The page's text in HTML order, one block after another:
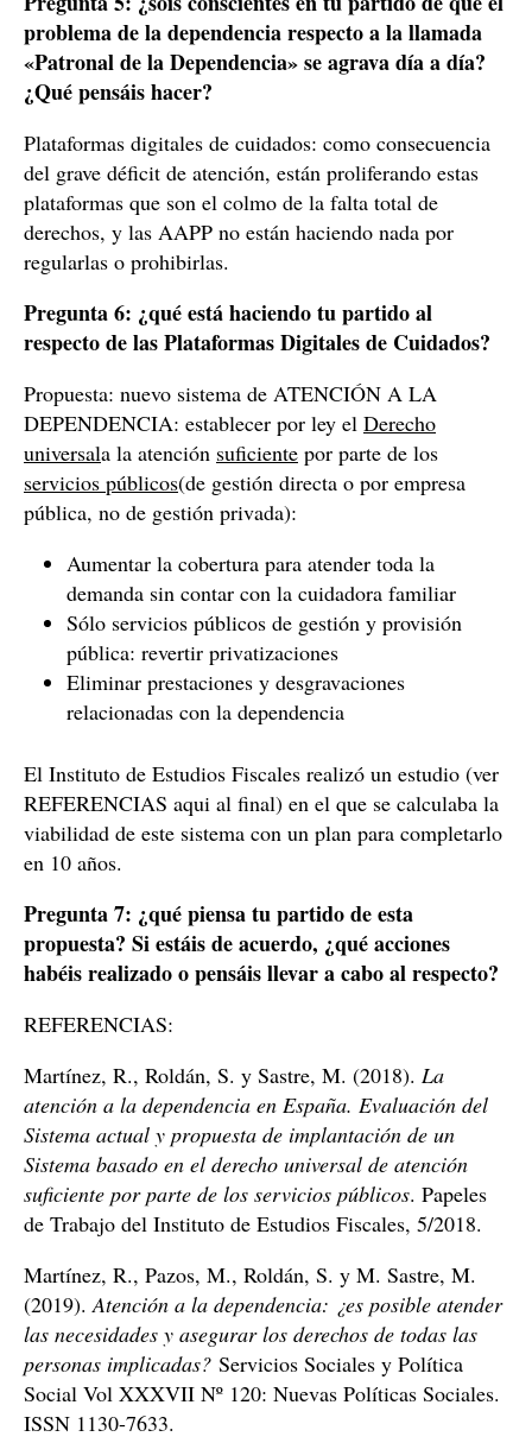
problema de la dependencia respecto a la llamada
«Patronal de la Dependencia» se agrava día a día?
¿Qué pensáis hacer?
Plataformas digitales de cuidados: como consecuencia
del grave déficit de atención, están proliferando estas
plataformas que son el colmo de la falta total de
derechos, y las AAPP no están haciendo nada por
regularlas o prohibirlas.
Pregunta 6: ¿qué está haciendo tu partido al
respecto de las Plataformas Digitales de Cuidados?
Propuesta: nuevo sistema de ATENCIÓN A LA
DEPENDENCIA: establecer por ley el Derecho
universala la atención suficiente por parte de los
servicios públicos(de gestión directa o por empresa
pública, no de gestión privada):
Aumentar la cobertura para atender toda la
demanda sin contar con la cuidadora familiar
Sólo servicios públicos de gestión y provisión
pública: revertir privatizaciones
Eliminar prestaciones y desgravaciones
relacionadas con la dependencia
El Instituto de Estudios Fiscales realizó un estudio (ver
REFERENCIAS aqui al final) en el que se calculaba la
viabilidad de este sistema con un plan para completarlo
en 10 años.
Pregunta 7: ¿qué piensa tu partido de esta
propuesta? Si estáis de acuerdo, ¿qué acciones
habéis realizado o pensáis llevar a cabo al respecto?
REFERENCIAS:
Martínez, R., Roldán, S. y Sastre, M. (2018). La
atención a la dependencia en España. Evaluación del
Sistema actual y propuesta de implantación de un
Sistema basado en el derecho universal de atención
suficiente por parte de los servicios públicos. Papeles
de Trabajo del Instituto de Estudios Fiscales, 5/2018.
Martínez, R., Pazos, M., Roldán, S. y M. Sastre, M.
(2019).Atención a la dependencia: ¿es posible atender
las necesidades y asegurar los derechos de todas las
personas implicadas? Servicios Sociales y Política
Social Vol XXXVII Nº 120: Nuevas Políticas Sociales.
ISSN 1130-7633.